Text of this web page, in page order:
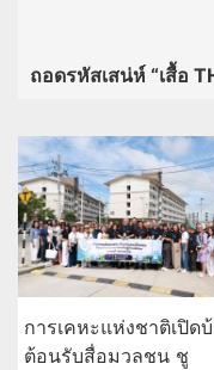
ถอดรหัสเสน่ห์ “เสื้อ
การเคหะแห่งชาติเปิด
ต้อนรับสื่อมวลชน ชู